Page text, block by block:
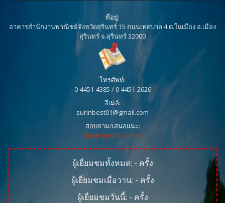
ที่อยู่:
อาคารสำนักงานพาณิชย์จังหวัดสุรินทร์ 15 ถนนเทศบาล 4 ต.ในเมือง อ.เมือง
สุรินทร์ จ.สุรินทร์ 32000
โทรศัพท์:
0-4451-4385 / 0-4451-2626
อีเมล์:
surinbest01@gmail.com
สอบถาม/เสนอแนะ:
Surin best Support
ผู้เยี่ยมชมทั้งหมด: - ครั้ง
ผู้เยี่ยมชมเมื่อวาน: - ครั้ง
ผู้เยี่ยมชมวันนี้: - ครั้ง